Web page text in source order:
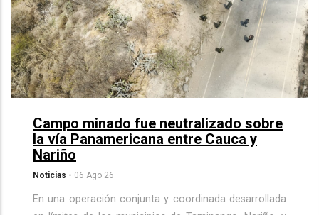
Campo minado fue neutralizado sobre
la vía Panamericana entre Cauca y
Nariño
Noticias - 06 Ago 26
En una operación conjunta y coordinada desarrollada